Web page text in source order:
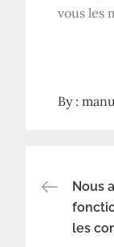
vous les
By :
Nous
les